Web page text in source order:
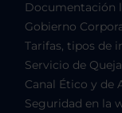
Documentación
Gobierno
Tarifas, tipos de
Servicio de
Canal Ético y de
Seguridad en la